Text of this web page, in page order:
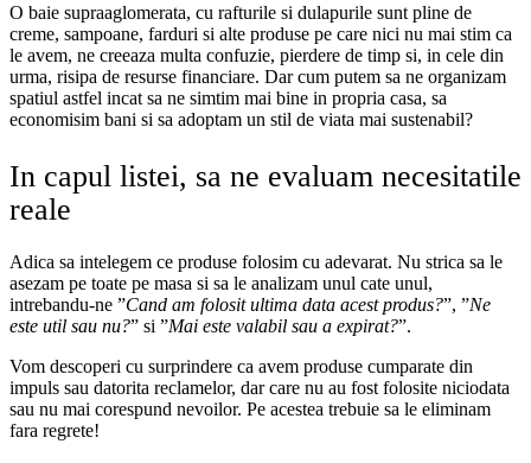
O baie supraaglomerata, cu rafturile si dulapurile sunt pline de
creme, sampoane, farduri si alte produse pe care nici nu mai stim ca
le avem, ne creeaza multa confuzie, pierdere de timp si, in cele din
urma, risipa de resurse financiare. Dar cum putem sa ne organizam
spatiul astfel incat sa ne simtim mai bine in propria casa, sa
economisim bani si sa adoptam un stil de viata mai sustenabil?
In capul listei, sa ne evaluam necesitatile
reale
Adica sa intelegem ce produse folosim cu adevarat. Nu strica sa le
asezam pe toate pe masa si sa le analizam unul cate unul,
intrebandu-ne ”Cand am folosit ultima data acest produs?”, ”Ne
este util sau nu?” si ”Mai este valabil sau a expirat?”.
Vom descoperi cu surprindere ca avem produse cumparate din
impuls sau datorita reclamelor, dar care nu au fost folosite niciodata
sau nu mai corespund nevoilor. Pe acestea trebuie sa le eliminam
fara regrete!